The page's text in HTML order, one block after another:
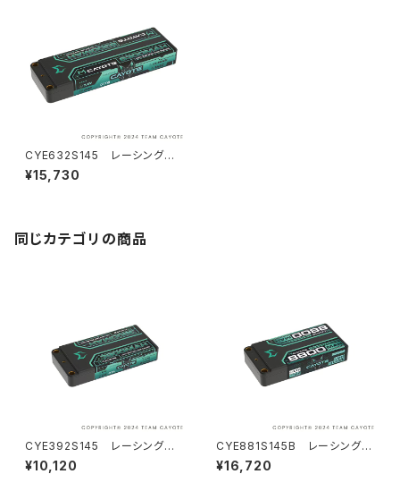
CYE632S145 レーシングリ
ポバッテリー 6300mAh ,145C
,2S1P ,7.6V ,47.88Wh
¥15,730
同じカテゴリの商品
CYE392S145 レーシングリ
ポバッテリー 3900mAh ,145C
,2S1P ,7.6V ,29.64Wh
¥10,120
CYE881S145B レーシングリ
ポバッテリー 8800mAh,145C,
1S2P,3.7V,32.56Wh
¥16,720